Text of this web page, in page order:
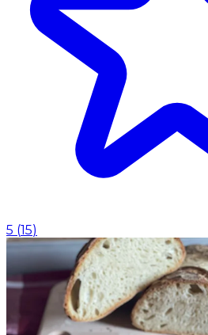
5 (15)